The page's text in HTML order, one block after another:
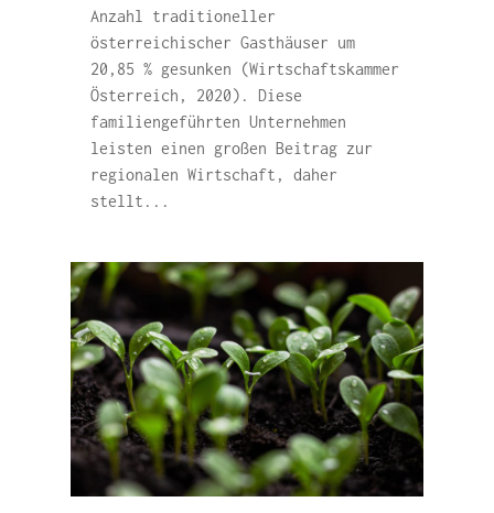
Anzahl traditioneller
österreichischer Gasthäuser um
20,85 % gesunken (Wirtschaftskammer
Österreich, 2020). Diese
familiengeführten Unternehmen
leisten einen großen Beitrag zur
regionalen Wirtschaft, daher
stellt...